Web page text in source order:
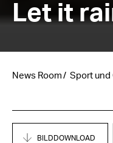
Let it
News Room Sport und
BILDDOWNLOAD